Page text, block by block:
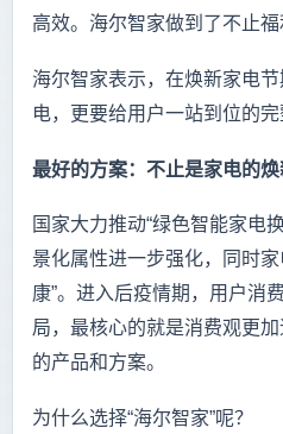
高效。海尔智家做到了不止福
海尔智家表示，在焕新家电
电，更要给用户一站到位的完
最好的方案：不止是家电的
国家大力推动“绿色智能家电
景化属性进一步强化，同时
康”。进入后疫情期，用户消
局，最核心的就是消费观更
的产品和方案。
为什么选择“海尔智家”呢？